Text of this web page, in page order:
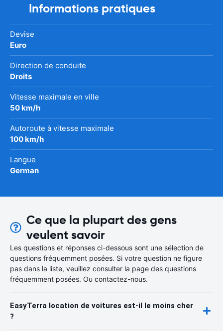
Informations pratiques
Devise
Euro
Direction de conduite
Droits
Vitesse maximale en ville
50 km/h
Autoroute à vitesse maximale
100 km/h
Langue
German
Ce que la plupart des gens
veulent savoir
Les questions et réponses ci-dessous sont une sélection de
questions fréquemment posées. Si votre question ne figure
pas dans la liste, veuillez consulter la page des questions
fréquemment posées. Ou contactez-nous.
EasyTerra location de voitures est-il le moins cher
?